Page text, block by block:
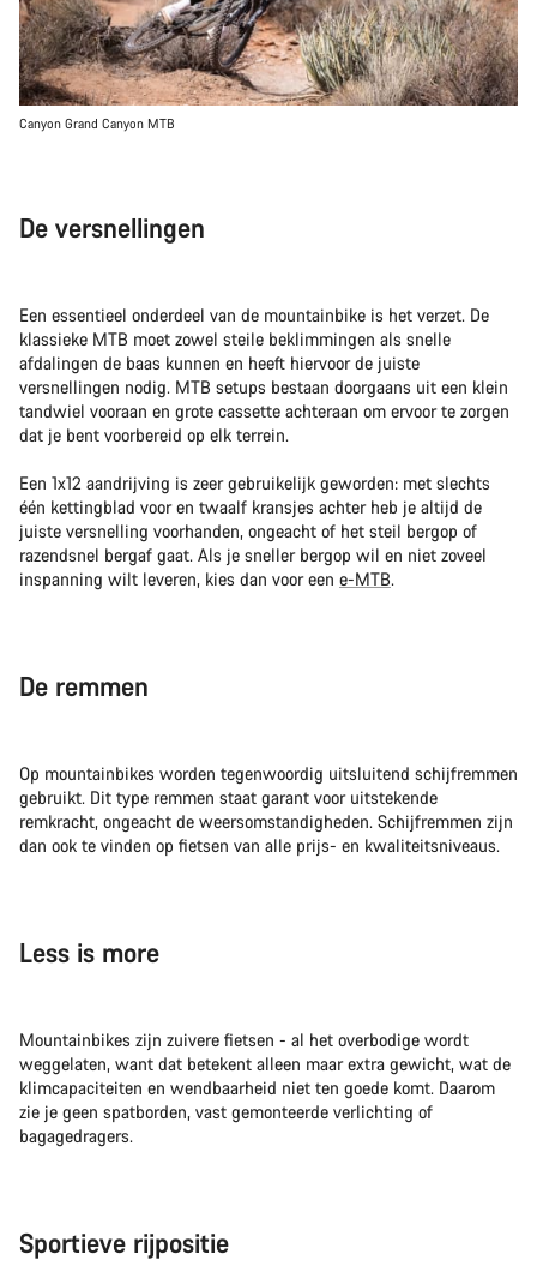
Canyon Grand Canyon MTB
De versnellingen
Een essentieel onderdeel van de mountainbike is het verzet. De
klassieke MTB moet zowel steile beklimmingen als snelle
afdalingen de baas kunnen en heeft hiervoor de juiste
versnellingen nodig. MTB setups bestaan doorgaans uit een klein
tandwiel vooraan en grote cassette achteraan om ervoor te zorgen
dat je bent voorbereid op elk terrein.
Een 1x12 aandrijving is zeer gebruikelijk geworden: met slechts
één kettingblad voor en twaalf kransjes achter heb je altijd de
juiste versnelling voorhanden, ongeacht of het steil bergop of
razendsnel bergaf gaat. Als je sneller bergop wil en niet zoveel
inspanning wilt leveren, kies dan voor een e-MTB.
De remmen
Op mountainbikes worden tegenwoordig uitsluitend schijfremmen
gebruikt. Dit type remmen staat garant voor uitstekende
remkracht, ongeacht de weersomstandigheden. Schijfremmen zijn
dan ook te vinden op fietsen van alle prijs- en kwaliteitsniveaus.
Less is more
Mountainbikes zijn zuivere fietsen - al het overbodige wordt
weggelaten, want dat betekent alleen maar extra gewicht, wat de
klimcapaciteiten en wendbaarheid niet ten goede komt. Daarom
zie je geen spatborden, vast gemonteerde verlichting of
bagagedragers.
Sportieve rijpositie